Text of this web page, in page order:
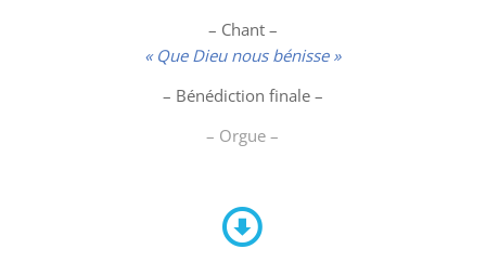
– Chant –
« Que Dieu nous bénisse »
– Bénédiction finale –
– Orgue –